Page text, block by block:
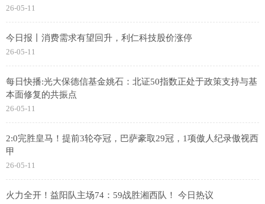
26-05-11
今日报丨消费需求有望回升，利仁科技股价涨停
26-05-11
每日快播:光大保德信基金姚石：北证50指数正处于政策支持与基
本面修复的共振点
26-05-11
2:0完胜皇马！提前3轮夺冠，巴萨豪取29冠，1项傲人纪录傲视西
甲
26-05-11
火力全开！益阳队主场74：59战胜湘西队！ 今日热议